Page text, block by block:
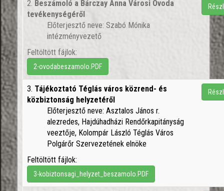
2. Beszámoló a Bárczay Anna Városi Óvoda
tevékenységéről
Előterjesztő neve: Szabó Mónika
intézményvezető
Feltöltött fájlok:
2-ovodabeszamolo.PDF
3. Tájékoztató Téglás város közrend- és
közbiztonság helyzetéről
Előterjesztő neve: Asztalos János r.
alezredes, Hajdúhadházi Rendőrkapitányság
veeztője, Kolompár László Téglás Város
Polgárőr Szervezetének elnöke
Feltöltött fájlok:
3-kobiztonsagi_helyzet_beszamolo.PDF